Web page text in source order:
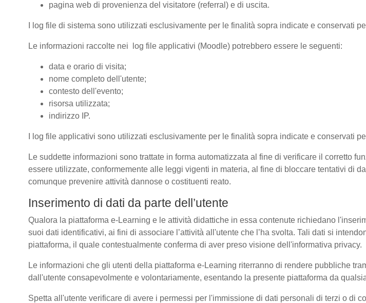
pagina web di provenienza del visitatore (referral) e di uscita.
I log file di sistema sono utilizzati esclusivamente per le finalità sopra indicate e conservati
Le informazioni raccolte nei log file applicativi (Moodle) potrebbero essere le seguenti:
data e orario di visita;
nome completo dell'utente;
contesto dell'evento;
risorsa utilizzata;
indirizzo IP.
I log file applicativi sono utilizzati esclusivamente per le finalità sopra indicate e conservati
Le suddette informazioni sono trattate in forma automatizzata al fine di verificare il corretto
essere utilizzate, conformemente alle leggi vigenti in materia, al fine di bloccare tentativi di
comunque prevenire attività dannose o costituenti reato.
Inserimento di dati da parte dell’utente
Qualora la piattaforma e-Learning e le attività didattiche in essa contenute richiedano
suoi dati identificativi, ai fini di associare l’attività all'utente che l’ha svolta. Tali dati si
piattaforma, il quale contestualmente conferma di aver preso visione dell'informativa privacy.
Le informazioni che gli utenti della piattaforma e-Learning riterranno di rendere pubbliche
dall'utente consapevolmente e volontariamente, esentando la presente piattaforma da
Spetta all'utente verificare di avere i permessi per l'immissione di dati personali di terzi o di